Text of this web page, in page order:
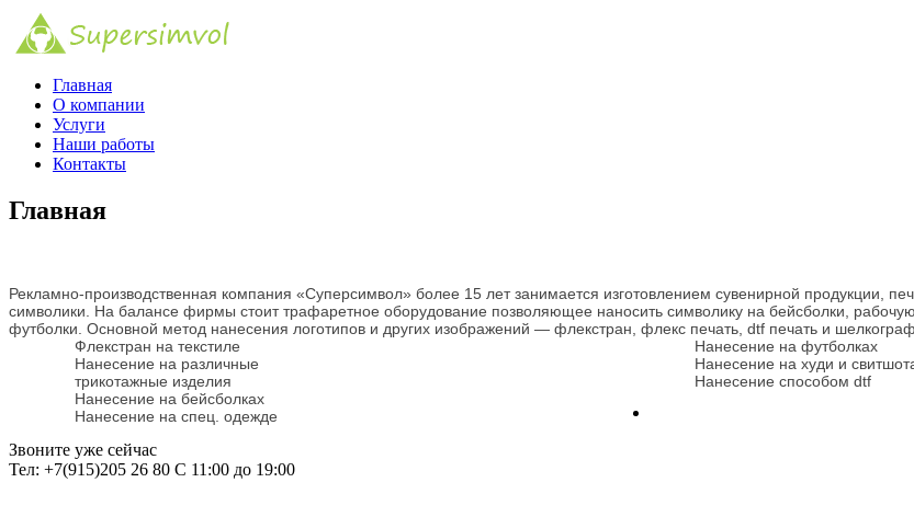
Главная
О компании
Услуги
Наши работы
Контакты
Главная
Рекламно-производственная компания «Суперсимвол» более 15 лет занимается изготовлением сувенирной продукции,
символики. На балансе фирмы стоит трафаретное оборудование позволяющее наносить символику на бейсболки,
футболки. Основной метод нанесения логотипов и других изображений — флекстран, флекс печать, dtf печать и
Флекстран на текстиле
Нанесение на различные
трикотажные изделия
Нанесение на бейсболках
Нанесение на спец. одежде
Нанесение на футболках
Нанесение на худи и
Нанесение способом dtf
Звоните уже сейчас
Тел: +7(915)205 26 80 С 11:00 до 19:00